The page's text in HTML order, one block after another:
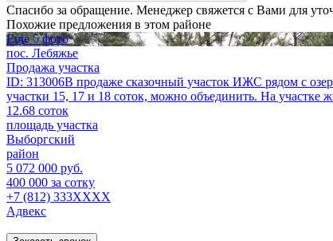
Спасибо за обращение. Менеджер свяжется с Вами для
Похожие предложения в этом районе
Еще 5 фото
пос. Лебяжье
Продажа участка
ID: 313006В продаже сказочный участок ИЖС рядом с
участки 15, 17 и 18 соток, можно объединить. На участке
12.68 соток
площадь участка
Выборгский
район
5 072 000 руб.
400 000 за сотку
+7 (812) 333XXXX
Адвекс